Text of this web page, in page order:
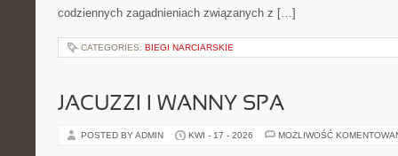
codziennych zagadnieniach związanych z […]
CATEGORIES: BIEGI NARCIARSKIE
JACUZZI I WANNY SPA
POSTED BY ADMIN KWI - 17 - 2026 MOŻLIWOŚĆ